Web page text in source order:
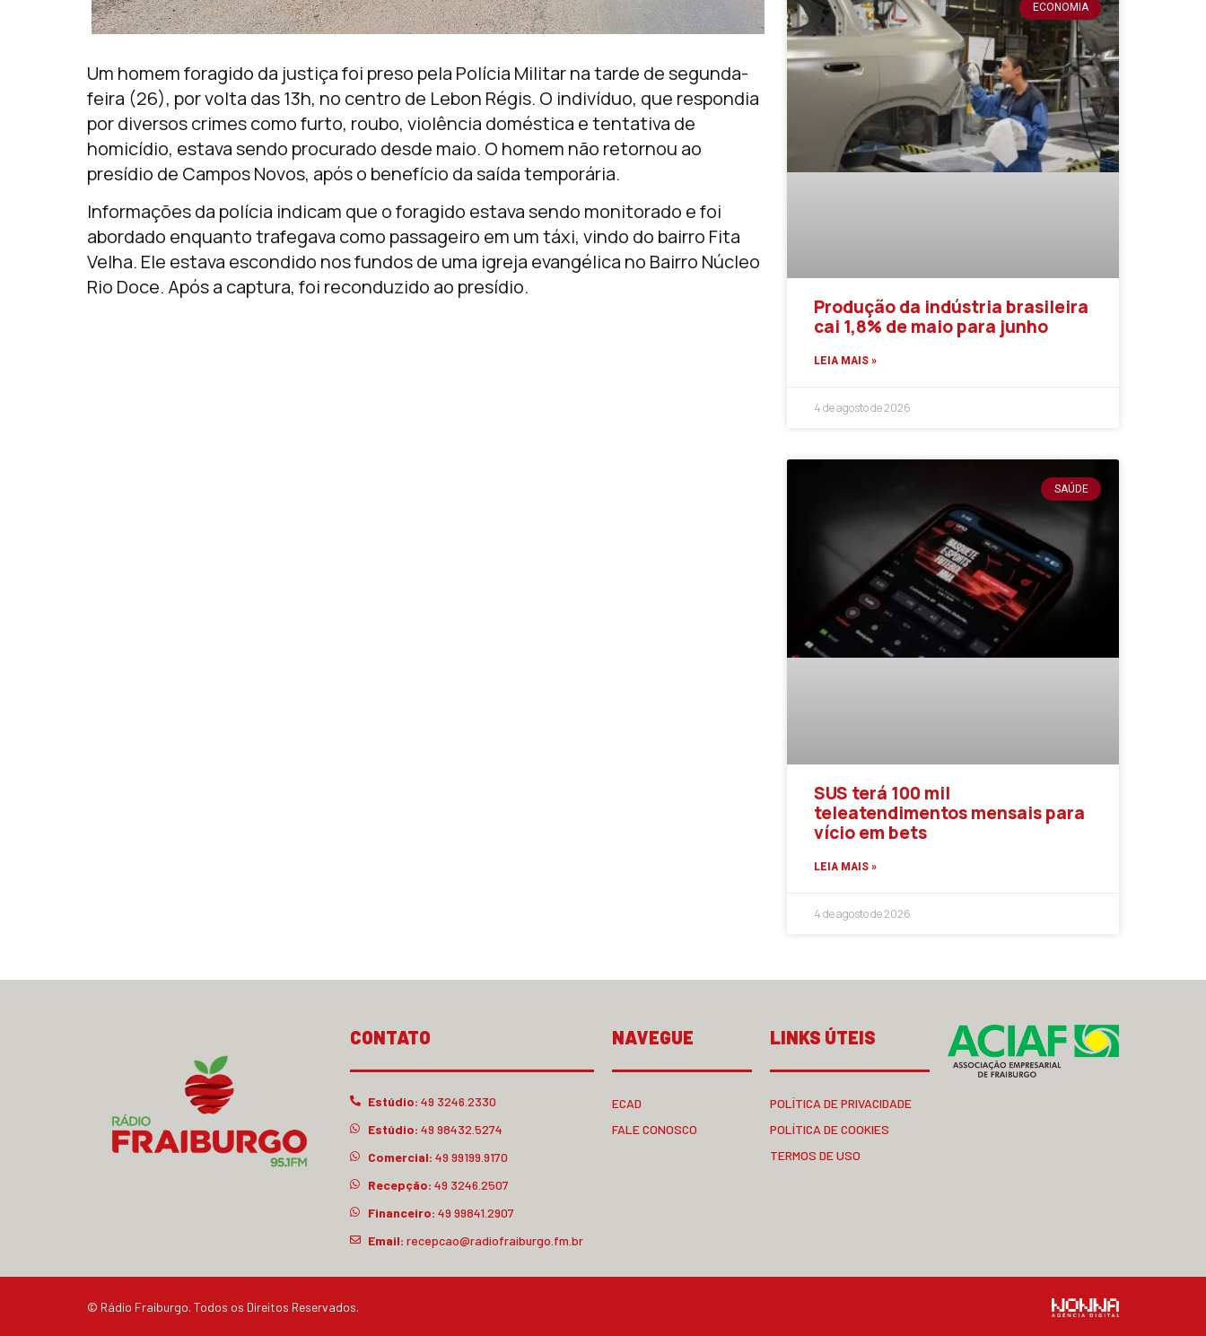
Um homem foragido da justiça foi preso pela Polícia Militar na tarde de segunda-
feira (26), por volta das 13h, no centro de Lebon Régis. O indivíduo, que respondia
por diversos crimes como furto, roubo, violência doméstica e tentativa de
homicídio, estava sendo procurado desde maio. O homem não retornou ao
presídio de Campos Novos, após o benefício da saída temporária.
Informações da polícia indicam que o foragido estava sendo monitorado e foi
abordado enquanto trafegava como passageiro em um táxi, vindo do bairro Fita
Velha. Ele estava escondido nos fundos de uma igreja evangélica no Bairro Núcleo
Rio Doce. Após a captura, foi reconduzido ao presídio.
ECONOMIA
Produção da indústria brasileira
cai 1,8% de maio para junho
LEIA MAIS »
4 de agosto de 2026
SAÚDE
SUS terá 100 mil
teleatendimentos mensais para
vício em bets
LEIA MAIS »
4 de agosto de 2026
CONTATO
Estúdio: 49 3246.2330
Estúdio: 49 98432.5274
Comercial: 49 99199.9170
Recepção: 49 3246.2507
Financeiro: 49 99841.2907
Email: recepcao@radiofraiburgo.fm.br
NAVEGUE
ECAD
FALE CONOSCO
LINKS ÚTEIS
POLÍTICA DE PRIVACIDADE
POLÍTICA DE COOKIES
TERMOS DE USO
© Rádio Fraiburgo. Todos os Direitos Reservados.